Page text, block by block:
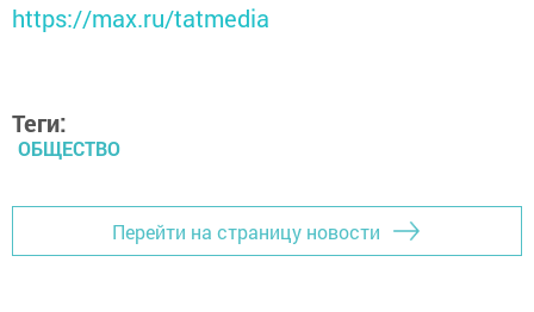
https://max.ru/tatmedia
Теги:
ОБЩЕСТВО
Перейти на страницу новости